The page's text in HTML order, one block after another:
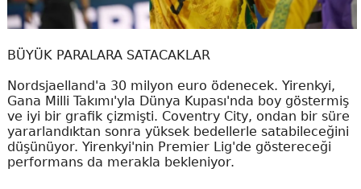
BÜYÜK PARALARA SATACAKLAR
Nordsjaelland'a 30 milyon euro ödenecek. Yirenkyi,
Gana Milli Takımı'yla Dünya Kupası'nda boy göstermiş
ve iyi bir grafik çizmişti. Coventry City, ondan bir süre
yararlandıktan sonra yüksek bedellerle satabileceğini
düşünüyor. Yirenkyi'nin Premier Lig'de göstereceği
performans da merakla bekleniyor.